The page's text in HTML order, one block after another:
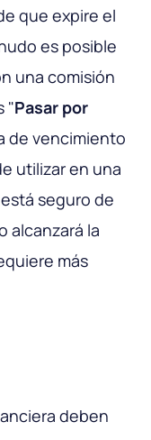
que expire el
es posible
una comisión
"Pasar por
de vencimiento
utilizar en una
seguro de
alcanzará la
más
deben